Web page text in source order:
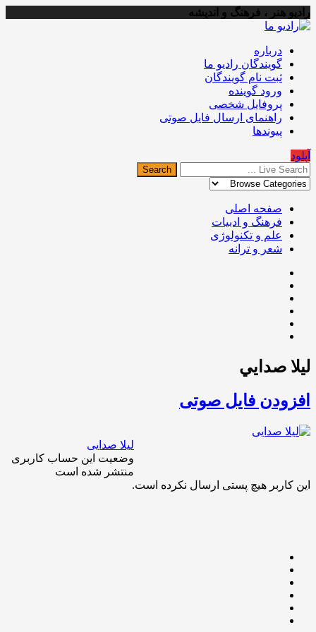
رادیو هنر ، فرهنگ و اندیشه
درباره
گویندگان رادیو ما
ثبت نام گویندگان
ورود گوینده
پروفایل شخصی
راهنمای ارسال فایل صوتی
پیوندها
آپلود
صفحه اصلی
فرهنگ و ادبیات
علم و تکنولوژی
شعر و ترانه
ليلا صدايي
افزودن فایل صوتی
لیلا صدایی
وضعیت این حساب کاربری
منتشر شده است
این کاربر هیچ پستی ارسال نکرده است.